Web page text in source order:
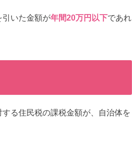
引いた金額が年間20万円以下であれ
る住民税の課税金額が、自治体を